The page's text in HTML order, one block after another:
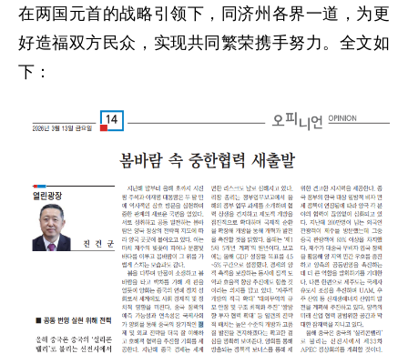
在两国元首的战略引领下，同济州各界一道，为更
好造福双方民众，实现共同繁荣携手努力。全文如
下：